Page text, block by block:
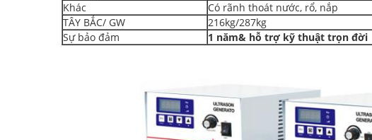
Khác
Có rãnh thoát nước, rổ, nắp
TÂY BẮC/ GW
216kg/287kg
Sự bảo đảm
1 năm& hỗ trợ kỹ thuật trọn đời